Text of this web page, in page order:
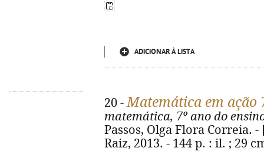
ADICIONAR À LISTA
20 -Matemática em ação
matemática, 7º ano do
Passos, Olga Flora Correia.
Raiz, 2013. - 144 p. : il. ; 29